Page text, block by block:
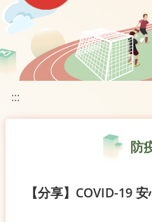
:::
防
【分享】COVID-19